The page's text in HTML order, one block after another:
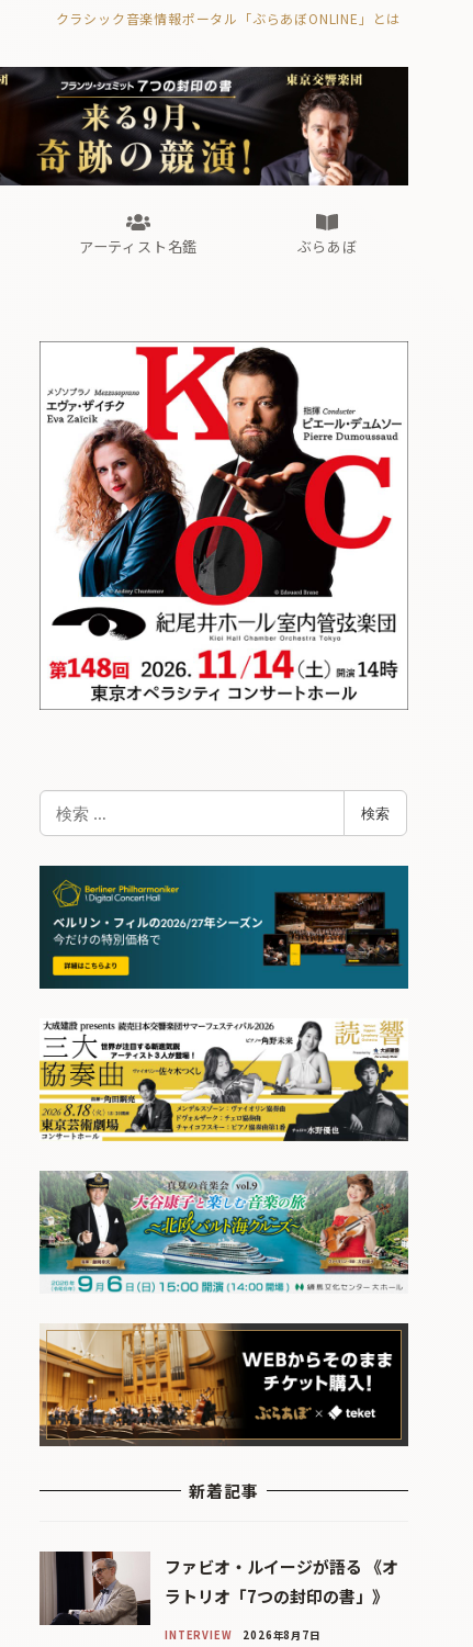
クラシック音楽情報ポータル「ぶらあぼONLINE」とは
ぶらあぼブラス！
フォルテピアノ・オデッセイ
アーティスト名鑑 ぶらあぼ
ぶらあぼブラス！
フォルテピアノ・オデッセイ
検
索
検索
新着記事
ファビオ・ルイージが語る 《オ
ラトリオ「7つの封印の書」》
INTERVIEW 2026年8月7日